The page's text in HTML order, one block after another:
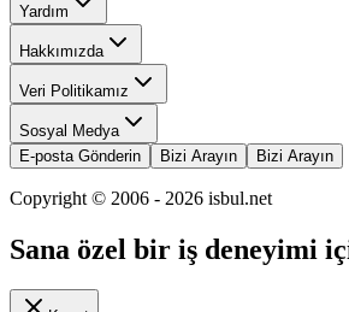
Yardım
Hakkımızda
Veri Politikamız
Sosyal Medya
E-posta Gönderin
Bizi Arayın Bizi Arayın
Copyright © 2006 - 2026 isbul.net
Sana özel bir iş deneyimi